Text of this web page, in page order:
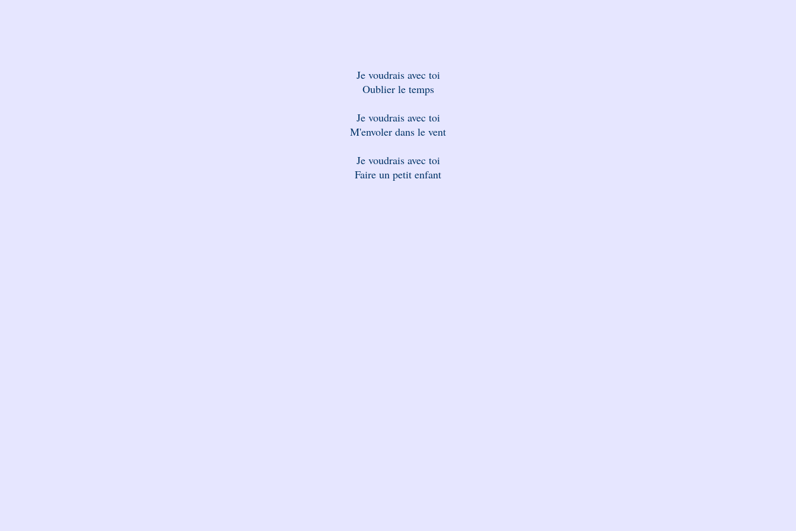
Je voudrais avec toi
Oublier le temps
Je voudrais avec toi
M'envoler dans le vent
Je voudrais avec toi
Faire un petit enfant